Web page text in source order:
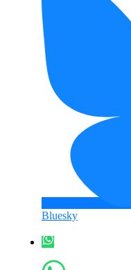
Bluesky